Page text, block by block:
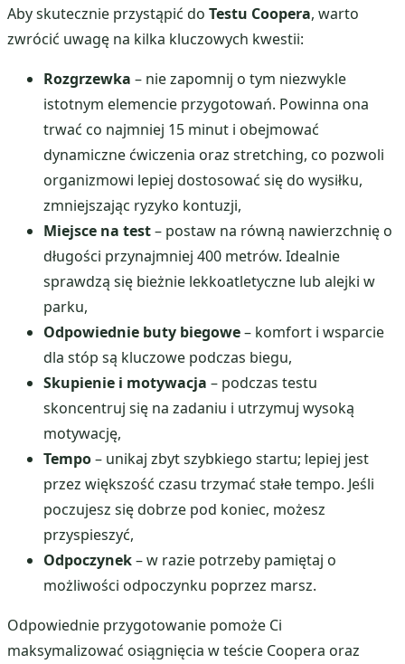
Aby skutecznie przystąpić do Testu Coopera, warto
zwrócić uwagę na kilka kluczowych kwestii:
Rozgrzewka – nie zapomnij o tym niezwykle
istotnym elemencie przygotowań. Powinna ona
trwać co najmniej 15 minut i obejmować
dynamiczne ćwiczenia oraz stretching, co pozwoli
organizmowi lepiej dostosować się do wysiłku,
zmniejszając ryzyko kontuzji,
Miejsce na test– postaw na równą nawierzchnię o
długości przynajmniej 400 metrów. Idealnie
sprawdzą się bieżnie lekkoatletyczne lub alejki w
parku,
Odpowiednie buty biegowe– komfort i wsparcie
dla stóp są kluczowe podczas biegu,
Skupienie i motywacja – podczas testu
skoncentruj się na zadaniu i utrzymuj wysoką
motywację,
Tempo– unikaj zbyt szybkiego startu; lepiej jest
przez większość czasu trzymać stałe tempo. Jeśli
poczujesz się dobrze pod koniec, możesz
przyspieszyć,
Odpoczynek– w razie potrzeby pamiętaj o
możliwości odpoczynku poprzez marsz.
Odpowiednie przygotowanie pomoże Ci
maksymalizować osiągnięcia w teście Coopera oraz